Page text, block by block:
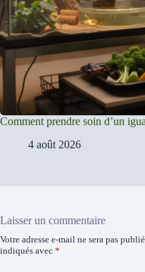
Comment prendre soin d’un
4 août 2026
Laisser un commentaire
Votre adresse e-mail ne sera pas
indiqués avec *